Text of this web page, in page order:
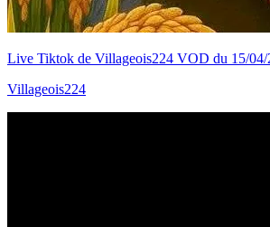
Live Tiktok de Villageois224 VOD du 15/04/
Villageois224